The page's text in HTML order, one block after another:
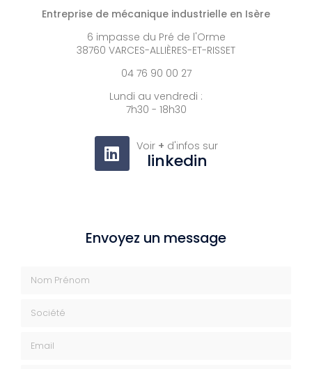
Entreprise de mécanique industrielle en Isère
6 impasse du Pré de l'Orme
38760 VARCES-ALLIÈRES-ET-RISSET
04 76 90 00 27
Lundi au vendredi :
7h30 - 18h30
Voir + d'infos sur
linkedin
Envoyez un message